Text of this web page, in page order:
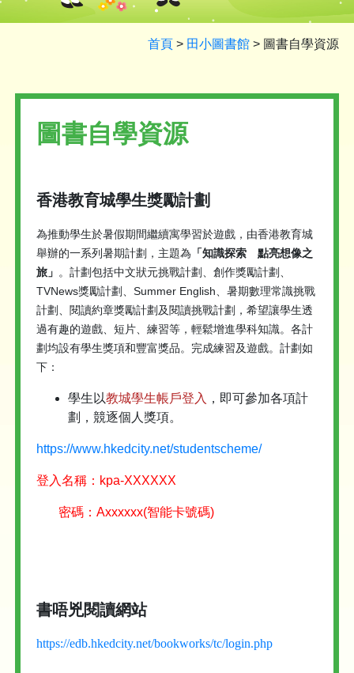
首頁 > 田小圖書館 > 圖書自學資源
圖書自學資源
香港教育城學生獎勵計劃
為推動學生於暑假期間繼續寓學習於遊戲，由香港教育城
舉辦的一系列暑期計劃，主題為 「知識探索 點亮想像之
旅」 。計劃包括中文狀元挑戰計劃、創作獎勵計劃、
TVNews獎勵計劃、Summer English、暑期數理常識挑戰
計劃、閱讀約章獎勵計劃及閱讀挑戰計劃，希望讓學生透
過有趣的遊戲、短片、練習等，輕鬆增進學科知識。各計
劃均設有學生獎項和豐富獎品。完成練習及遊戲。計劃如
下：
學生以教城學生帳戶登入 ，即可參加各項計
劃，競逐個人獎項。
https://www.hkedcity.net/studentscheme/
登入名稱：kpa-XXXXXX
密碼：Axxxxxx(智能卡號碼)
書唔兇閱讀網站
https://edb.hkedcity.net/bookworks/tc/login.php